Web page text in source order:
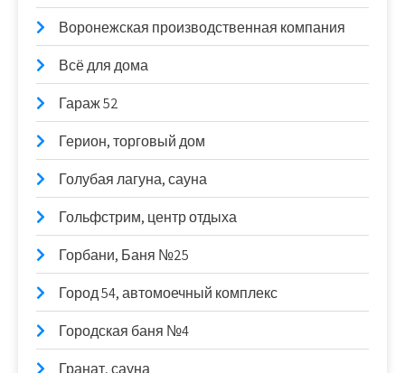
Воронежская производственная компания
Всё для дома
Гараж 52
Герион, торговый дом
Голубая лагуна, сауна
Гольфстрим, центр отдыха
Горбани, Баня №25
Город 54, автомоечный комплекс
Городская баня №4
Гранат, сауна